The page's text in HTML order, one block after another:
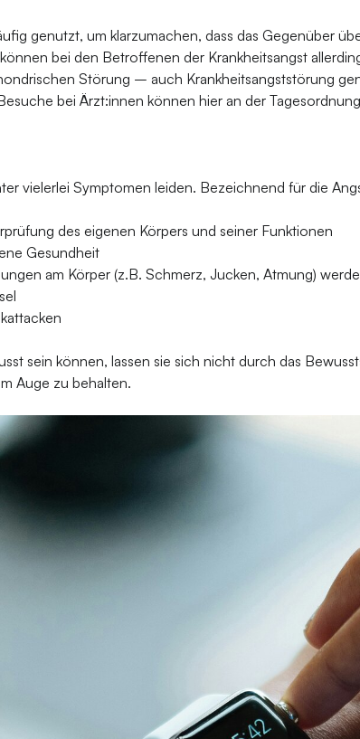
genutzt, um klarzumachen, dass das Gegenüber
bei den Betroffenen der Krankheitsangst
Störung – auch Krankheitsangststörung
bei Ärzt:innen können hier an der
vielerlei Symptomen leiden. Bezeichnend für die
des eigenen Körpers und seiner Funktionen
Gesundheit
am Körper (z.B. Schmerz, Jucken, Atmung)
sein können, lassen sie sich nicht durch das
Auge zu behalten.